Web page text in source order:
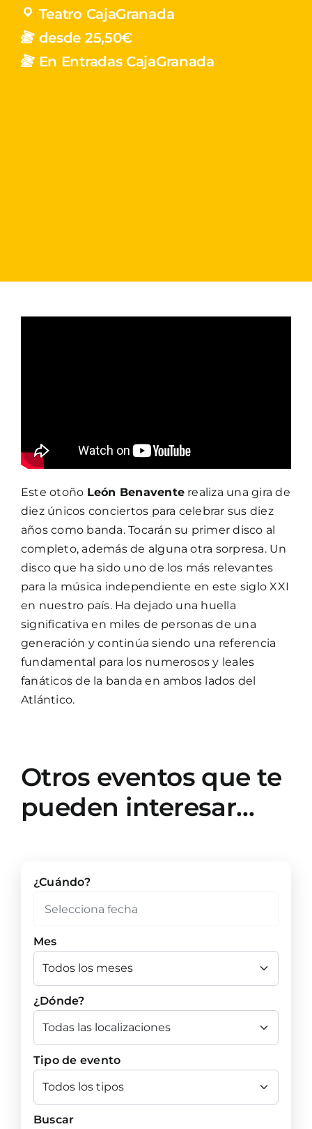
Teatro CajaGranada
desde 25,50€
En Entradas CajaGranada
Este otoño León Benavente realiza una gira de
diez únicos conciertos para celebrar sus diez
años como banda. Tocarán su primer disco al
completo, además de alguna otra sorpresa. Un
disco que ha sido uno de los más relevantes
para la música independiente en este siglo XXI
en nuestro país. Ha dejado una huella
significativa en miles de personas de una
generación y continúa siendo una referencia
fundamental para los numerosos y leales
fanáticos de la banda en ambos lados del
Atlántico.
Otros eventos que te
pueden interesar…
¿Cuándo?
Mes
¿Dónde?
Tipo de evento
Buscar